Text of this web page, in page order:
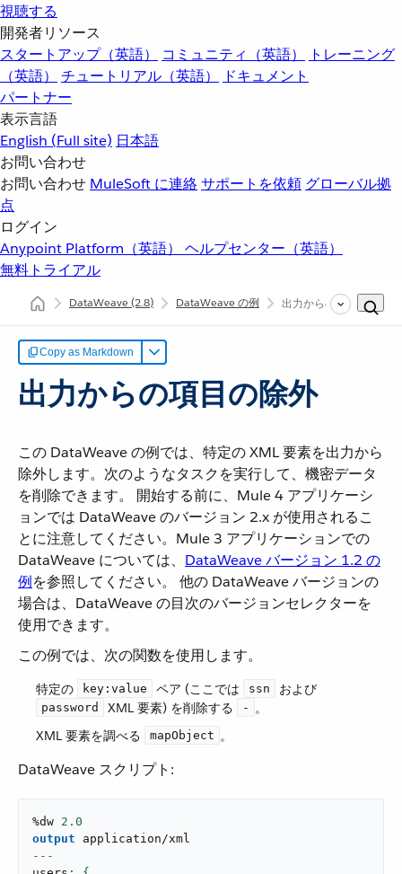
視聴する
開発者リソース
スタートアップ（英語）
コミュニティ（英語）
トレーニング
（英語）
チュートリアル（英語）
ドキュメント
パートナー
表示言語
English (Full site) 日本語
お問い合わせ
お問い合わせ MuleSoft に連絡サポートを依頼 グローバル拠
点
ログイン
Anypoint Platform（英語） ヘルプセンター（英語）
無料トライアル
DataWeave(2.8) DataWeave の例 出力からの項目の除外
Copy as Markdown
出力からの項目の除外
この DataWeave の例では、特定の XML 要素を出力から
除外します。次のようなタスクを実行して、機密データ
を削除できます。 開始する前に、Mule 4 アプリケーシ
ョンでは DataWeave のバージョン 2.x が使用されるこ
とに注意してください。Mule 3 アプリケーションでの
DataWeave については、​ DataWeave バージョン 1.2 の
例​を参照してください。 他の DataWeave バージョンの
場合は、DataWeave の目次のバージョンセレクターを
使用できます。
この例では、次の関数を使用します。
特定の ​ key:value ​ ペア (ここでは ​ ssn ​ および ​
password ​ XML 要素) を削除する ​ - ​。
XML 要素を調べる ​
mapObject ​。
DataWeave スクリプト:
%dw 2.0
output
application/xml
---